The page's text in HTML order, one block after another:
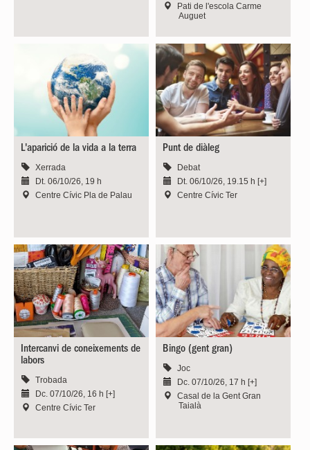
Pati de l'escola Carme
Auguet
L'aparició de la vida a la terra
Xerrada
Dt. 06/10/26, 19 h
Centre Cívic Pla de Palau
Punt de diàleg
Debat
Dt. 06/10/26, 19.15 h [+]
Centre Cívic Ter
Intercanvi de coneixements de
labors
Trobada
Dc. 07/10/26, 16 h [+]
Centre Cívic Ter
Bingo (gent gran)
Joc
Dc. 07/10/26, 17 h [+]
Casal de la Gent Gran
Taialà